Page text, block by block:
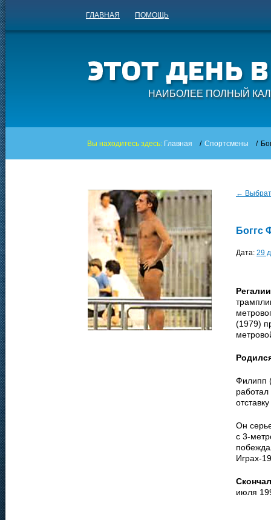
ГЛАВНАЯ ПОМОЩЬ
НАИБОЛЕЕ ПОЛНЫЙ
Вы находитесь здесь: Главная / Спортсмены /
←
Боггс
Дата: 29
(1979)
Филипп
Он
с 3-
Играх-
июля